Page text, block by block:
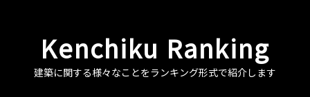
Kenchiku Ranking
建築に関する様々なことをランキング形式で紹介します